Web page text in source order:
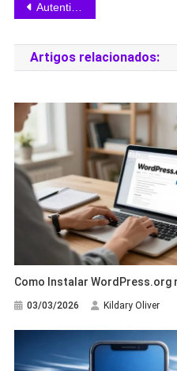
Autenticação no WordPress: Métodos de Login Seguro
Artigos relacionados:
Como Instalar WordPress.org
03/03/2026 Kildary Oliver